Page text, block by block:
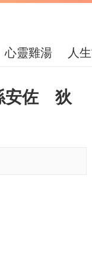
心靈雞湯 人
安佐 狄